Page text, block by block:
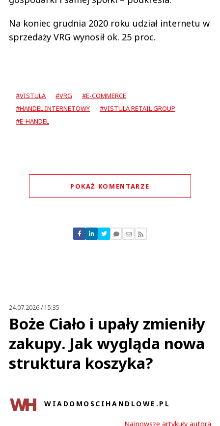
Na koniec grudnia 2020 roku udział internetu w
sprzedaży VRG wynosił ok. 25 proc.
#VISTULA #VRG
#E-COMMERCE
#HANDEL INTERNETOWY
#VISTULA RETAIL GROUP
#E-HANDEL
POKAŻ KOMENTARZE
Nie znaleziono komentarzy
Zostaw swoje komentarze
24.07.2026 / 15:35
Boże Ciało i upały zmieniły
zakupy. Jak wygląda nowa
struktura koszyka?
WIADOMOSCIHANDLOWE.PL
Najnowsze artykuły autora